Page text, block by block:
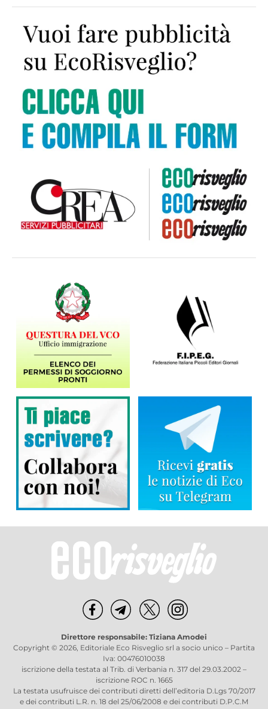
Direttore responsabile: Tiziana Amodei
Copyright © 2026, Editoriale Eco Risveglio srl a socio unico – Partita
Iva: 00476010038
iscrizione della testata al Trib. di Verbania n. 317 del 29.03.2002 –
iscrizione ROC n. 1665
La testata usufruisce dei contributi diretti dell’editoria D.Lgs 70/2017
e dei contributi L.R. n. 18 del 25/06/2008 e dei contributi D.P.C.M